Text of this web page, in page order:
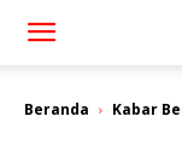
Beranda Kabar